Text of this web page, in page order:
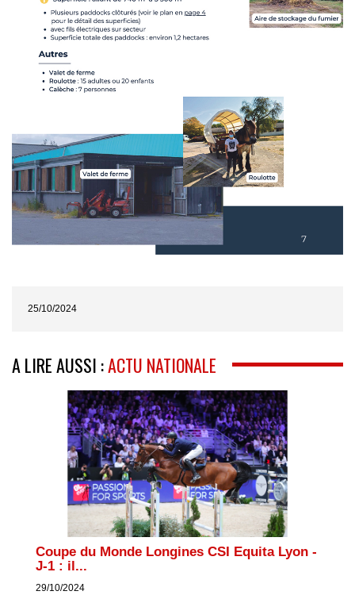
25/10/2024
A LIRE AUSSI :ACTU NATIONALE
Coupe du Monde Longines CSI Equita Lyon -
J-1 : il...
29/10/2024